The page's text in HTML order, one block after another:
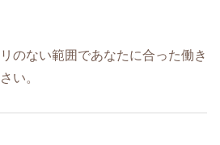
のない範囲であなたに合った働き
い。